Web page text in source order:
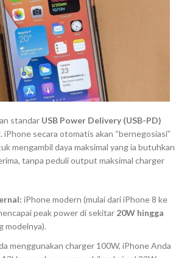
standar USB Power Delivery (USB-PD)
. iPhone secara otomatis akan “bernegosiasi”
mengambil daya maksimal yang ia butuhkan
tanpa pedulioutput maksimal charger
iPhone modern (mulai dari iPhone 8 ke
peak powerdi sekitar 20W hingga
modelnya).
menggunakan charger 100W, iPhone Anda